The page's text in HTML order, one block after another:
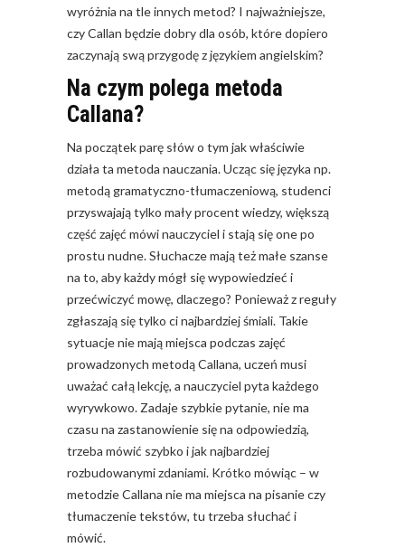
wyróżnia na tle innych metod? I najważniejsze,
czy Callan będzie dobry dla osób, które dopiero
zaczynają swą przygodę z językiem angielskim?
Na czym polega metoda
Callana?
Na początek parę słów o tym jak właściwie
działa ta metoda nauczania. Ucząc się języka np.
metodą gramatyczno-tłumaczeniową, studenci
przyswajają tylko mały procent wiedzy, większą
część zajęć mówi nauczyciel i stają się one po
prostu nudne. Słuchacze mają też małe szanse
na to, aby każdy mógł się wypowiedzieć i
przećwiczyć mowę, dlaczego? Ponieważ z reguły
zgłaszają się tylko ci najbardziej śmiali. Takie
sytuacje nie mają miejsca podczas zajęć
prowadzonych metodą Callana, uczeń musi
uważać całą lekcję, a nauczyciel pyta każdego
wyrywkowo. Zadaje szybkie pytanie, nie ma
czasu na zastanowienie się na odpowiedzią,
trzeba mówić szybko i jak najbardziej
rozbudowanymi zdaniami. Krótko mówiąc – w
metodzie Callana nie ma miejsca na pisanie czy
tłumaczenie tekstów, tu trzeba słuchać i
mówić.